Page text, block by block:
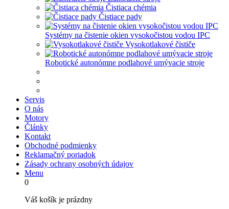
Čistiaca chémia
Čistiace pady
Systémy na čistenie okien vysokočistou vodou IPC
Vysokotlakové čističe
Robotické autonómne podlahové umývacie stroje
Servis
O nás
Motory
Články
Kontakt
Obchodné podmienky
Reklamačný poriadok
Zásady ochrany osobných údajov
Menu
0
Váš košík je prázdny